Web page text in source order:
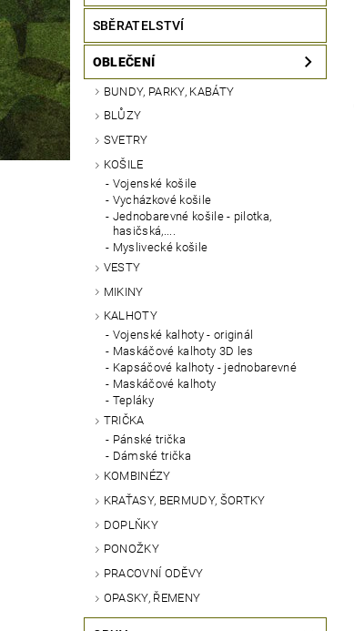
SBĚRATELSTVÍ
OBLEČENÍ
BUNDY, PARKY, KABÁTY
BLŮZY
SVETRY
KOŠILE
Vojenské košile
Vycházkové košile
Jednobarevné košile - pilotka,
hasičská,....
Myslivecké košile
VESTY
MIKINY
KALHOTY
Vojenské kalhoty - originál
Maskáčové kalhoty 3D les
Kapsáčové kalhoty - jednobarevné
Maskáčové kalhoty
Tepláky
TRIČKA
Pánské trička
Dámské trička
KOMBINÉZY
KRAŤASY, BERMUDY, ŠORTKY
DOPLŇKY
PONOŽKY
PRACOVNÍ ODĚVY
OPASKY, ŘEMENY